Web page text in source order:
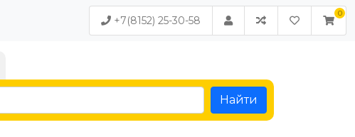
+7(8152) 25-30-58
Найти